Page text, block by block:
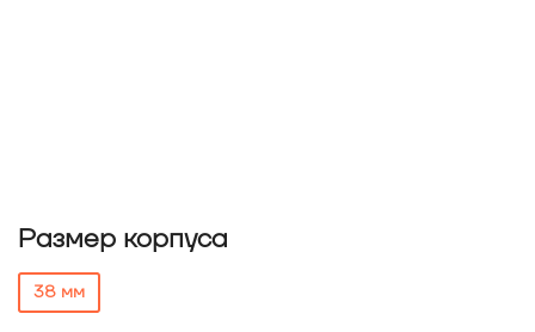
Размер корпуса
38 мм